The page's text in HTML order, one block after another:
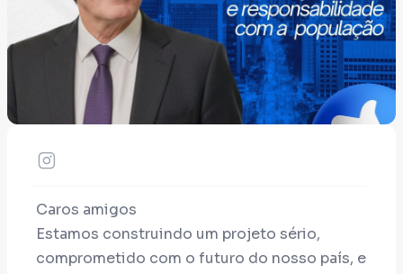
Caros amigos
Estamos construindo um projeto sério,
comprometido com o futuro do nosso país, e